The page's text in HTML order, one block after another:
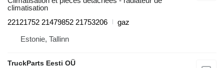
climatisation
22121752 21479852 21753206
gaz
Estonie, Tallinn
TruckParts Eesti OÜ